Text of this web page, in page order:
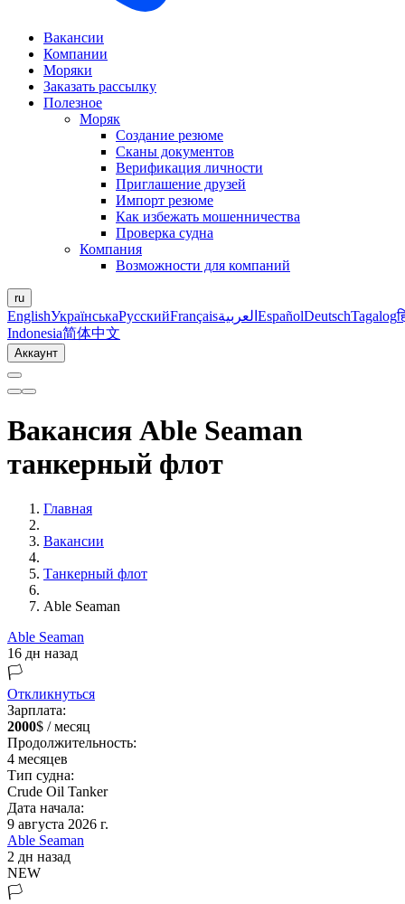
Вакансии
Компании
Моряки
Заказать рассылку
Полезное
Моряк
Создание резюме
Сканы документов
Верификация личности
Приглашение друзей
Импорт резюме
Как избежать мошенничества
Проверка судна
Компания
Возможности для компаний
ru
EnglishУкраїнськаРусскийFrançaisالعربية EspañolDeutschTagalog
Indonesia简体中文
Аккаунт
Вакансия Able Seaman
танкерный флот
Главная
Вакансии
Танкерный флот
Able Seaman
Able Seaman
16 дн назад
🏳️
Откликнуться
Зарплата:
2000$ / месяц
Продолжительность:
4 месяцев
Тип судна:
Crude Oil Tanker
Дата начала:
9 августа 2026 г.
Able Seaman
2 дн назад
NEW
🏳️